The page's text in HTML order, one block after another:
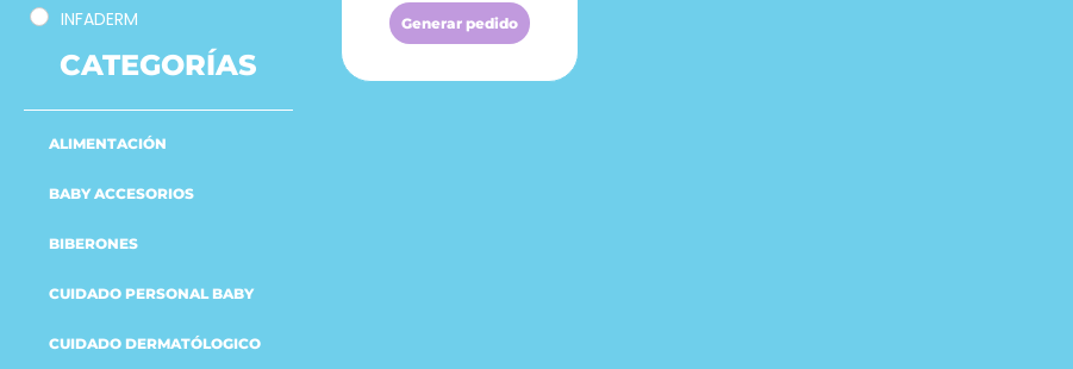
INFADERM
CATEGORÍAS
ALIMENTACIÓN
BABY ACCESORIOS
BIBERONES
CUIDADO PERSONAL BABY
CUIDADO DERMATÓLOGICO
Generar pedido